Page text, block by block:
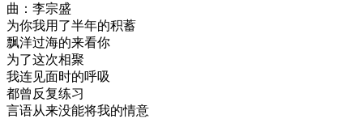
曲：李宗盛
为你我用了半年的积蓄
飘洋过海的来看你
为了这次相聚
我连见面时的呼吸
都曾反复练习
言语从来没能将我的情意